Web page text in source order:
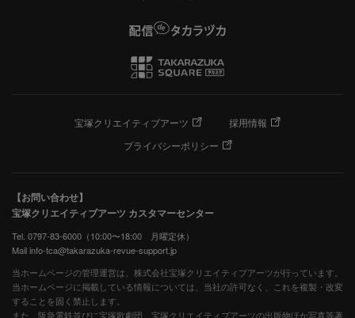
宝塚クリエイティブアーツ
採用情報
プライバシーポリシー
【お問い合わせ】
宝塚クリエイティブアーツ カスタマーセンター
Tel. 0797-83-6000（10:00〜18:00 月曜定休）
Mail info-tca@takarazuka-revue-support.jp
当ホームページの管理運営は、株式会社宝塚クリエイティブアーツが行っています。
当ホームページに掲載している情報については、当社の許可なく、これを複製・改変
することを固く禁止します。
また、阪急電鉄並びに宝塚歌劇団、宝塚クリエイティブアーツの出版物ほか写真等著